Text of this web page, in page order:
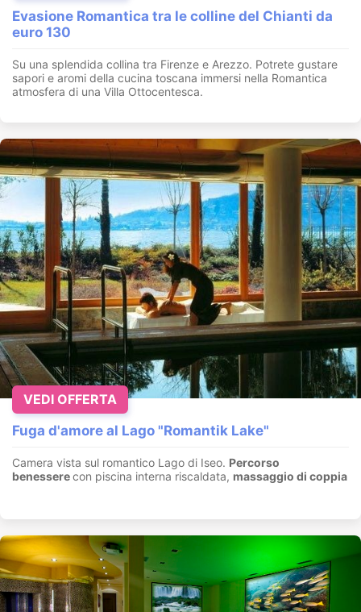
Evasione Romantica tra le colline del Chianti da
euro 130
Su una splendida collina tra Firenze e Arezzo. Potrete gustare
sapori e aromi della cucina toscana immersi nella Romantica
atmosfera di una Villa Ottocentesca.
Fuga d'amore al Lago "Romantik Lake"
Camera vista sul romantico Lago di Iseo. Percorso
benesserecon piscina interna riscaldata, massaggio di coppia
VEDI OFFERTA